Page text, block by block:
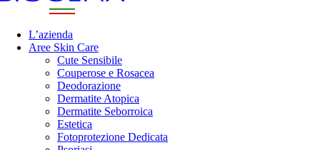
L’azienda
Aree Skin Care
Cute Sensibile
Couperose e Rosacea
Deodorazione
Dermatite Atopica
Dermatite Seborroica
Estetica
Fotoprotezione Dedicata